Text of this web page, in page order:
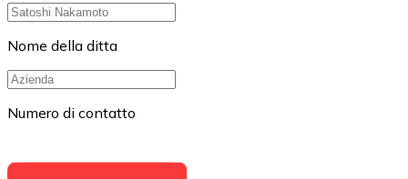
Nome della ditta
Numero di contatto